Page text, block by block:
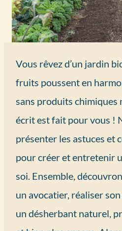
Vous rêvez d’un jardin
fruits poussent en
sans produits chimiques
écrit est fait pour vous !
présenter les astuces et
pour créer et entretenir
soi. Ensemble,
un avocatier, réaliser
un désherbant naturel,